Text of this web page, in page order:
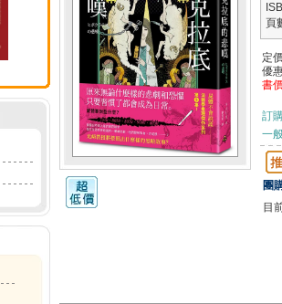
頁
定
優
書
訂
一
團
目